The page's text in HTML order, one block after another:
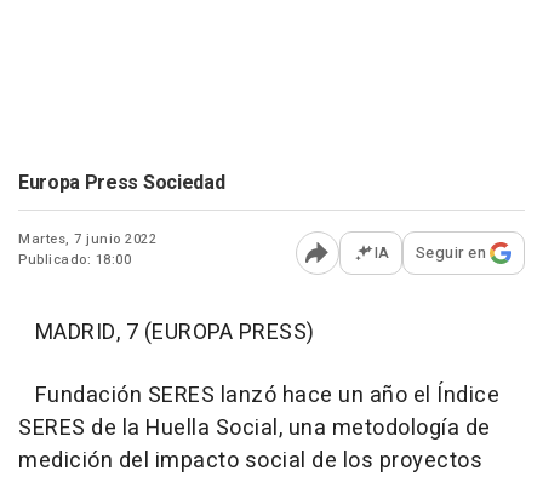
Europa Press Sociedad
Martes, 7 junio 2022
Publicado: 18:00
Abrir opciones para
IA Seguir en
MADRID, 7 (EUROPA PRESS)
Fundación SERES lanzó hace un año el Índice
SERES de la Huella Social, una metodología de
medición del impacto social de los proyectos